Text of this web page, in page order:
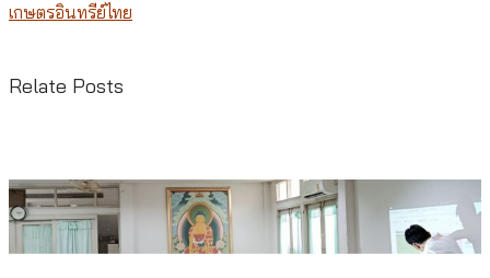
เกษตรอินทรีย์ไทย
Relate Posts